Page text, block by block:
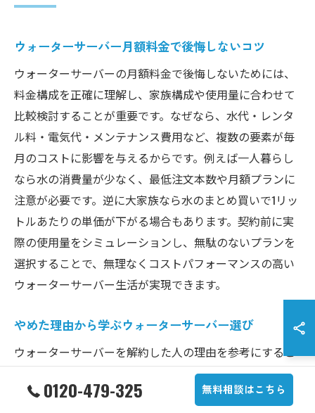
ウォーターサーバー月額料金で後悔しないコツ
ウォーターサーバーの月額料金で後悔しないためには、
料金構成を正確に理解し、家族構成や使用量に合わせて
比較検討することが重要です。なぜなら、水代・レンタ
ル料・電気代・メンテナンス費用など、複数の要素が毎
月のコストに影響を与えるからです。例えば一人暮らし
なら水の消費量が少なく、最低注文本数や月額プランに
注意が必要です。逆に大家族なら水のまとめ買いで1リッ
トルあたりの単価が下がる場合もあります。契約前に実
際の使用量をシミュレーションし、無駄のないプランを
選択することで、無理なくコストパフォーマンスの高い
ウォーターサーバー生活が実現できます。
やめた理由から学ぶウォーターサーバー選び
ウォーターサーバーを解約した人の理由を参考にするこ
とで、自分に合った選び方が見えてきます。多くの場
合、「思ったより水代が高かった」「使いきれなかっ
0120-479-325 無料相談はこちら